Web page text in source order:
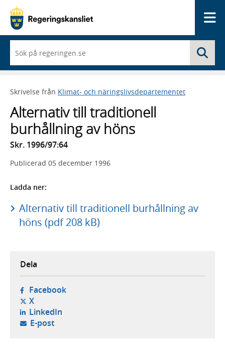
du
börjar
skriva
framträder
lista
med
sökförslag
Skrivelse från Klimat- och näringslivsdepartementet
Alternativ till traditionell
burhållning av höns
Skr. 1996/97:64
Publicerad 05 december 1996
Ladda ner:
Alternativ till traditionell burhållning av
höns (pdf 208 kB)
Dela
Facebook- öppnas i ny flik, extern webbplats,
X- öppnas i ny flik, extern webbplats,
LinkedIn- öppnas i ny flik, extern webbplats,
E-post- öppnar din e-postklient,